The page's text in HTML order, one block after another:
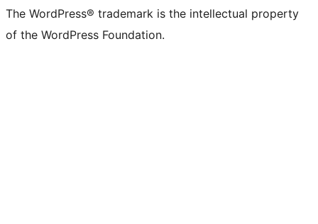
The WordPress® trademark is the intellectual property
of the WordPress Foundation.